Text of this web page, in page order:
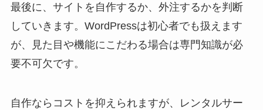
最後に、サイトを自作するか、外注するかを判断
していきます。WordPressは初心者でも扱えます
が、見た目や機能にこだわる場合は専門知識が必
要不可欠です。
自作ならコストを抑えられますが、レンタルサー